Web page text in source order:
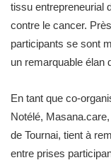
tissu entrepreneurial
contre le cancer.
participants se sont
un remarquable élan
En tant que co-
Notélé,
de Tournai, tient à
entre prises